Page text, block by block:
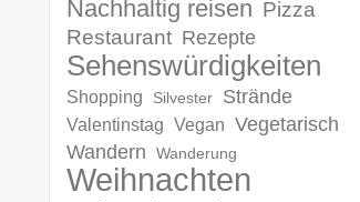
Nachhaltig reisen Pizza
Restaurant Rezepte
Sehenswürdigkeiten
Shopping Silvester Strände
Valentinstag Vegan Vegetarisch
Wandern
Wanderung
Weihnachten